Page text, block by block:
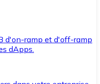
d'on-ramp et d'off-ramp
dApps.